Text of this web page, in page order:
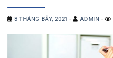
8 THÁNG BẢY, 2021 - ADMIN -